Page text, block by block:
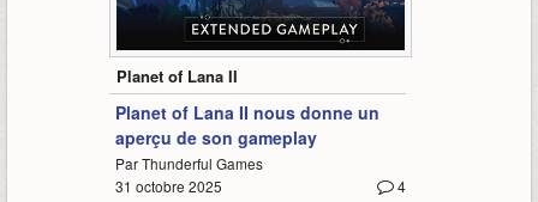
Planet of Lana II
Planet of Lana II nous donne un
aperçu de son gameplay
Par Thunderful Games
4
31 octobre 2025